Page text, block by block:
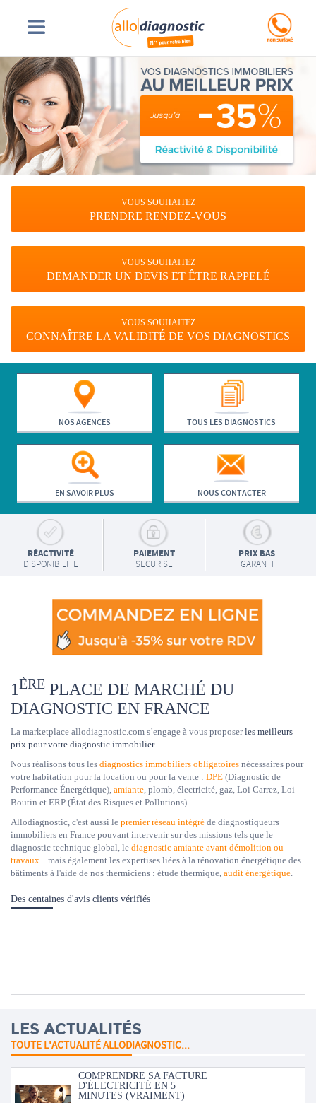
VOUS SOUHAITEZ
PRENDRE RENDEZ-VOUS
VOUS SOUHAITEZ
DEMANDER UN DEVIS ET ÊTRE RAPPELÉ
VOUS SOUHAITEZ
CONNAÎTRE LA VALIDITÉ DE VOS DIAGNOSTICS
NOS AGENCES TOUS LES DIAGNOSTICS
EN SAVOIR PLUS NOUS CONTACTER
RÉACTIVITÉ
DISPONIBILITE
PAIEMENT
SECURISE
PRIX BAS
GARANTI
1ÈRE PLACE DE MARCHÉ DU
DIAGNOSTIC EN FRANCE
La marketplace allodiagnostic.com s’engage à vous proposerles meilleurs
prix pour votre diagnostic immobilier.
Nous réalisons tous les diagnostics immobiliers obligatoires nécessaires pour
votre habitation pour la location ou pour la vente : DPE (Diagnostic de
Performance Énergétique), amiante , plomb, électricité, gaz, Loi Carrez, Loi
Boutin et ERP (État des Risques et Pollutions).
Allodiagnostic, c'est aussi le premier réseau intégré de diagnostiqueurs
immobiliers en France pouvant intervenir sur des missions tels que le
diagnostic technique global, le diagnostic amiante avant démolition ou
travaux ... mais également les expertises liées à la rénovation énergétique des
bâtiments à l'aide de nos thermiciens : étude thermique, audit énergétique
Des centaines d'avis clients vérifiés
LES ACTUALITÉS
TOUTE L'ACTUALITÉ ALLODIAGNOSTIC...
COMPRENDRE SA FACTURE
D'ÉLECTRICITÉ EN 5
MINUTES (VRAIMENT)